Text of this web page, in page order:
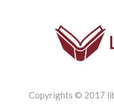
Copyrights © 2017